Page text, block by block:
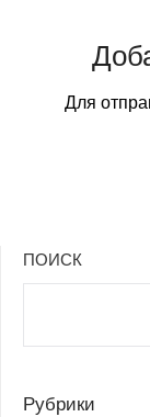
Для
ПОИСК
Рубрики